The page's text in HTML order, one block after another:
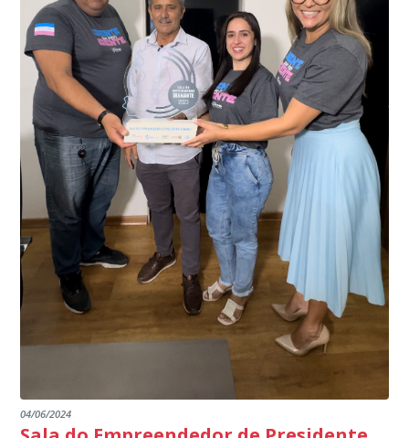
Kennedy, o sistema é integrado com outros municípios
do país, sendo possível a identificação de veículos por
meio do cruzamento de informações, nesse caso
específico, com dados de uma cidade do Estado do Rio
de Janeiro.
“Mais de 100 câmeras foram instaladas na sede e no
interior de Presidente Kennedy, garantindo mais
segurança à população, seja nas ruas, no comércio, os
produtores agropecuários. Estamos no rumo certo,
parabéns a todos os servidores que contribuem para a
segurança da nossa cidade”, destaca o prefeito Dorlei
Fontão.
04/06/2024